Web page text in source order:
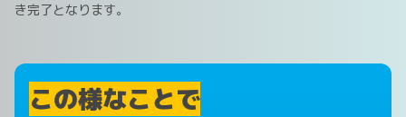
き完了となります。
この様なことで